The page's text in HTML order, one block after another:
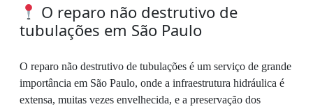
O reparo não destrutivo de
tubulações em São Paulo
O reparo não destrutivo de tubulações é um serviço de grande
importância em São Paulo, onde a infraestrutura hidráulica é
extensa, muitas vezes envelhecida, e a preservação dos